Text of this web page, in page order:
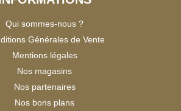
Qui sommes-nous ?
Générales de Vente
Mentions légales
Nos magasins
Nos partenaires
Nos bons plans